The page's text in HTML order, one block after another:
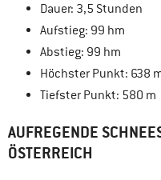
Dauer: 3,5 Stunden
Aufstieg: 99 hm
Abstieg: 99 hm
Höchster Punkt: 638
Tiefster Punkt: 580 m
AUFREGENDE
ÖSTERREICH